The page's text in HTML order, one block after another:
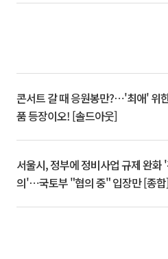
콘서트 갈 때 응원봉만?⋯'최애' 위
품 등장이오! [솔드아웃]
서울시, 정부에 정비사업 규제 완화
의'⋯국토부 "협의 중" 입장만 [종합]